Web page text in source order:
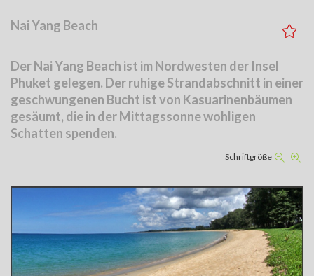
Nai Yang Beach
Der Nai Yang Beach ist im Nordwesten der Insel
Phuket gelegen. Der ruhige Strandabschnitt in einer
geschwungenen Bucht ist von Kasuarinenbäumen
gesäumt, die in der Mittagssonne wohligen
Schatten spenden.
Schriftgröße